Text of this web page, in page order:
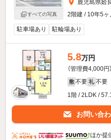
すべての写真
鹿児島県姶
2階建 / 10年5ヶ
駐車場あり 駐輪場あり
5.8万円
（管理費4,000円）
敷 不要 礼 不要
1階 / 2LDK /
お問い合
ほか提